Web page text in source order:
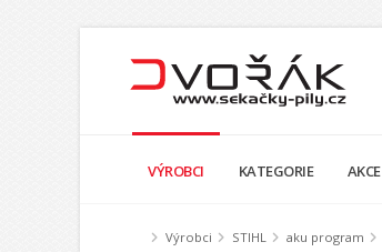
VÝROBCI KATEGORIE AKCE
Výrobci STIHL aku program